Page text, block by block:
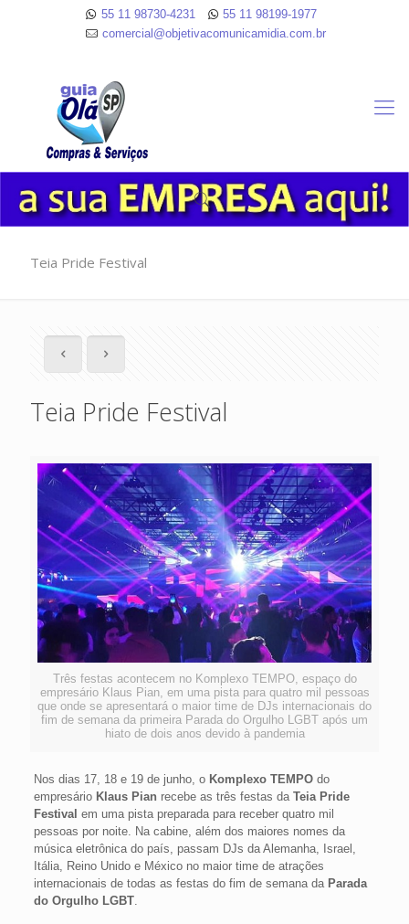
55 11 98730-4231
55 11 98199-1977
comercial@objetivacomunicamidia.com.br
Teia Pride Festival
Teia Pride Festival
Três festas acontecem no Komplexo TEMPO, espaço do
empresário Klaus Pian, em uma pista para quatro mil pessoas
que onde se apresentará o maior time de DJs internacionais do
fim de semana da primeira Parada do Orgulho LGBT após um
hiato de dois anos devido à pandemia
Nos dias 17, 18 e 19 de junho, o Komplexo TEMPOdo
empresário Klaus Pian recebe as três festas da Teia Pride
Festival em uma pista preparada para receber quatro mil
pessoas por noite. Na cabine, além dos maiores nomes da
música eletrônica do país, passam DJs da Alemanha, Israel,
Itália, Reino Unido e México no maior time de atrações
internacionais de todas as festas do fim de semana da Parada
do Orgulho LGBT.